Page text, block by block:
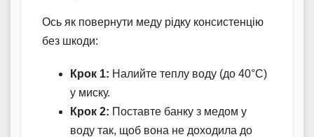
Ось як повернути меду рідку консистенцію
без шкоди:
Крок 1: Налийте теплу воду (до 40°C)
у миску.
Крок 2: Поставте банку з медом у
воду так, щоб вона не доходила до